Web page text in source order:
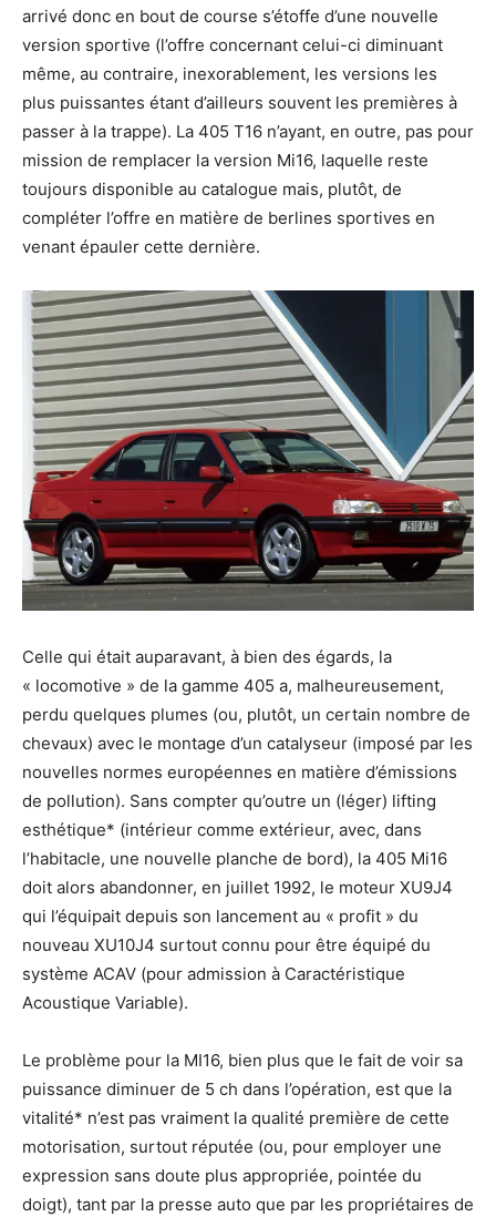
arrivé donc en bout de course s’étoffe d’une nouvelle
version sportive (l’offre concernant celui-ci diminuant
même, au contraire, inexorablement, les versions les
plus puissantes étant d’ailleurs souvent les premières à
passer à la trappe). La 405 T16 n’ayant, en outre, pas pour
mission de remplacer la version Mi16, laquelle reste
toujours disponible au catalogue mais, plutôt, de
compléter l’offre en matière de berlines sportives en
venant épauler cette dernière.
Celle qui était auparavant, à bien des égards, la
« locomotive » de la gamme 405 a, malheureusement,
perdu quelques plumes (ou, plutôt, un certain nombre de
chevaux) avec le montage d’un catalyseur (imposé par les
nouvelles normes européennes en matière d’émissions
de pollution). Sans compter qu’outre un (léger) lifting
esthétique* (intérieur comme extérieur, avec, dans
l’habitacle, une nouvelle planche de bord), la 405 Mi16
doit alors abandonner, en juillet 1992, le moteur XU9J4
qui l’équipait depuis son lancement au « profit » du
nouveau XU10J4 surtout connu pour être équipé du
système ACAV (pour admission à Caractéristique
Acoustique Variable).
Le problème pour la MI16, bien plus que le fait de voir sa
puissance diminuer de 5 ch dans l’opération, est que la
vitalité* n’est pas vraiment la qualité première de cette
motorisation, surtout réputée (ou, pour employer une
expression sans doute plus appropriée, pointée du
doigt), tant par la presse auto que par les propriétaires de